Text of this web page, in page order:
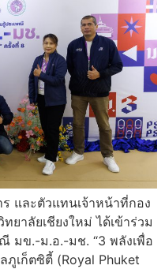
และตัวแทนเจ้าหน้าที่กอง
ยาลัยเชียงใหม่ ได้เข้าร่วม
มข.-ม.อ.-มช. “3 พลังเพื่อ
เก็ตซิตี้ (Royal Phuket